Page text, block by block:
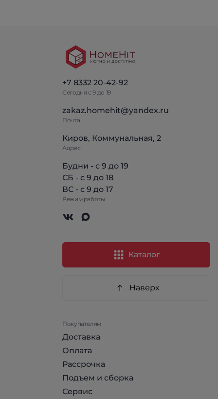
+7 8332 20-42-92
Сегодня с 9 до 19
zakaz.homehit@yandex.ru
Почта
Киров, Коммунальная, 2
Адрес
Будни - с 9 до 19
СБ - с 9 до 18
ВС - с 9 до 17
Режим работы
Каталог
Наверх
Покупателям
Доставка
Оплата
Рассрочка
Подъем и сборка
Сервис